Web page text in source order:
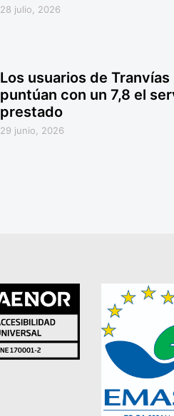
28 julio, 2026
Los usuarios de Tranvías
puntúan con un 7,8 el
prestado
29 junio, 2026